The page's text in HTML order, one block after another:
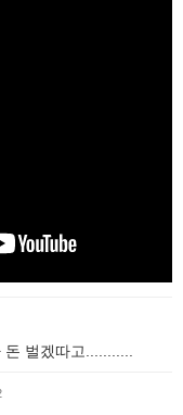
벌겠따고...........